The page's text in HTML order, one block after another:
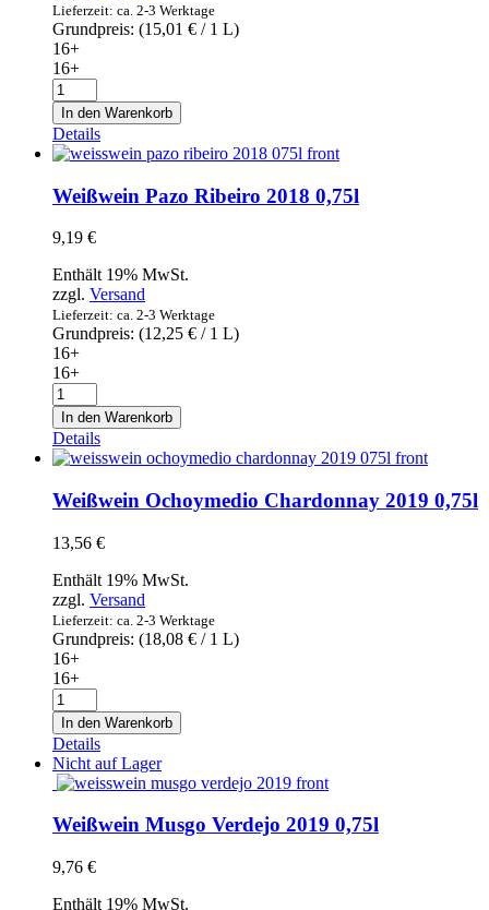
Lieferzeit: ca. 2-3 Werktage
Grundpreis: (15,01 € / 1 L)
16+
16+
Weißwein
S'Amengual
Blanco
2017
0,75l
Menge
In den Warenkorb
Details
Weißwein Pazo Ribeiro 2018 0,75l
9,19 €
Enthält 19% MwSt.
zzgl. Versand
Lieferzeit: ca. 2-3 Werktage
Grundpreis: (12,25 € / 1 L)
16+
16+
Weißwein
Pazo
Ribeiro
2018
0,75l
Menge
In den Warenkorb
Details
Weißwein Ochoymedio Chardonnay 2019 0,75l
13,56 €
Enthält 19% MwSt.
zzgl. Versand
Lieferzeit: ca. 2-3 Werktage
Grundpreis: (18,08 € / 1 L)
16+
16+
Weißwein
Ochoymedio
Chardonnay
2019
0,75l
Menge
In den Warenkorb
Details
Nicht auf Lager
Weißwein Musgo Verdejo 2019 0,75l
9,76 €
Enthält 19% MwSt.